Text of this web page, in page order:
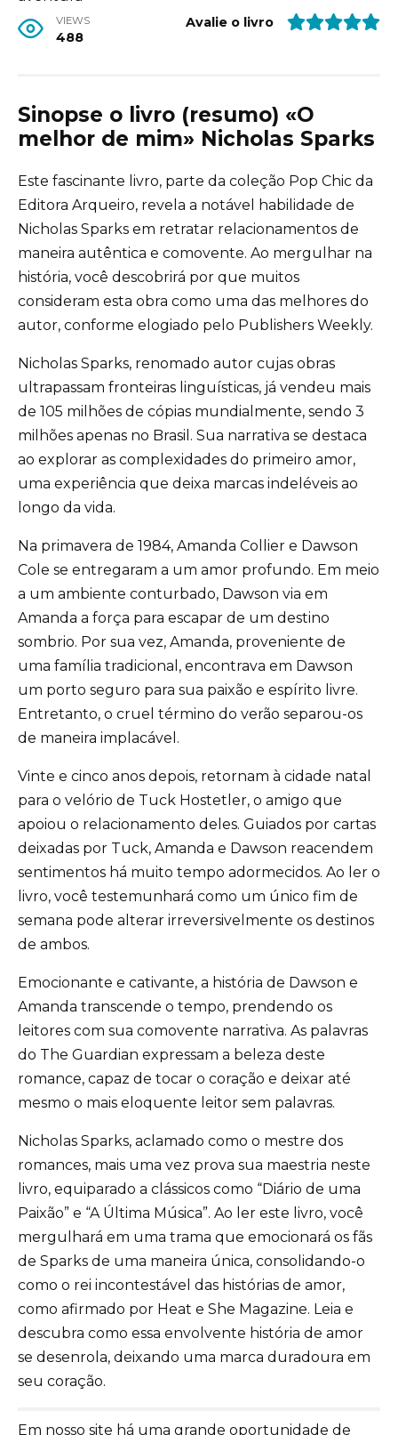
VIEWS
488
Avalie o livro
Sinopse o livro (resumo) «O
melhor de mim» Nicholas Sparks
Este fascinante livro, parte da coleção Pop Chic da
Editora Arqueiro, revela a notável habilidade de
Nicholas Sparks em retratar relacionamentos de
maneira autêntica e comovente. Ao mergulhar na
história, você descobrirá por que muitos
consideram esta obra como uma das melhores do
autor, conforme elogiado pelo Publishers Weekly.
Nicholas Sparks, renomado autor cujas obras
ultrapassam fronteiras linguísticas, já vendeu mais
de 105 milhões de cópias mundialmente, sendo 3
milhões apenas no Brasil. Sua narrativa se destaca
ao explorar as complexidades do primeiro amor,
uma experiência que deixa marcas indeléveis ao
longo da vida.
Na primavera de 1984, Amanda Collier e Dawson
Cole se entregaram a um amor profundo. Em meio
a um ambiente conturbado, Dawson via em
Amanda a força para escapar de um destino
sombrio. Por sua vez, Amanda, proveniente de
uma família tradicional, encontrava em Dawson
um porto seguro para sua paixão e espírito livre.
Entretanto, o cruel término do verão separou-os
de maneira implacável.
Vinte e cinco anos depois, retornam à cidade natal
para o velório de Tuck Hostetler, o amigo que
apoiou o relacionamento deles. Guiados por cartas
deixadas por Tuck, Amanda e Dawson reacendem
sentimentos há muito tempo adormecidos. Ao ler o
livro, você testemunhará como um único fim de
semana pode alterar irreversivelmente os destinos
de ambos.
Emocionante e cativante, a história de Dawson e
Amanda transcende o tempo, prendendo os
leitores com sua comovente narrativa. As palavras
do The Guardian expressam a beleza deste
romance, capaz de tocar o coração e deixar até
mesmo o mais eloquente leitor sem palavras.
Nicholas Sparks, aclamado como o mestre dos
romances, mais uma vez prova sua maestria neste
livro, equiparado a clássicos como “Diário de uma
Paixão” e “A Última Música”. Ao ler este livro, você
mergulhará em uma trama que emocionará os fãs
de Sparks de uma maneira única, consolidando-o
como o rei incontestável das histórias de amor,
como afirmado por Heat e She Magazine. Leia e
descubra como essa envolvente história de amor
se desenrola, deixando uma marca duradoura em
seu coração.
Em nosso site há uma grande oportunidade de